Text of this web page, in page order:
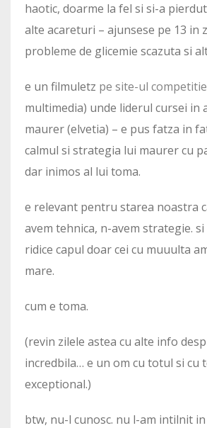
haotic, doarme la fel si si-a
alte acareturi – ajunsese pe 13 in
probleme de glicemie scazuta si
e un filmuletz pe site-ul
multimedia) unde liderul cursei in
maurer (elvetia) – e pus fatza in
calmul si strategia lui maurer cu
dar inimos al lui toma.
e relevant pentru starea noastra
avem tehnica, n-avem strategie. si
ridice capul doar cei cu muuulta
mare.
cum e toma.
(revin zilele astea cu alte info
incredbila… e un om cu totul si cu
exceptional.)
btw, nu-l cunosc. nu l-am intilnit